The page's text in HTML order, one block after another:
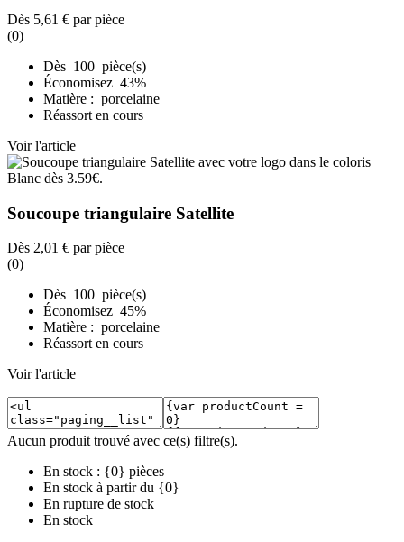
Dès 5,61 € par pièce
(0)
Dès 100 pièce(s)
Économisez 43%
Matière : porcelaine
Réassort en cours
Voir l'article
Soucoupe triangulaire Satellite
Dès 2,01 € par pièce
(0)
Dès 100 pièce(s)
Économisez 45%
Matière : porcelaine
Réassort en cours
Voir l'article
Aucun produit trouvé avec ce(s) filtre(s).
En stock : {0} pièces
En stock à partir du {0}
En rupture de stock
En stock